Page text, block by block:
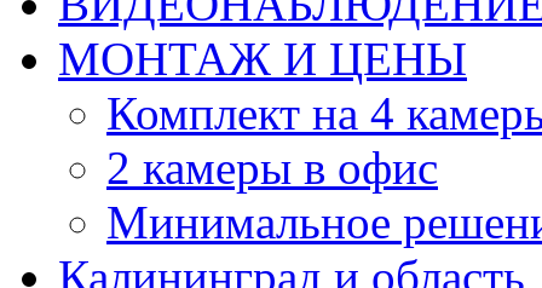
МОНТАЖ И ЦЕНЫ
Комплект на 4
2 камеры в офис
Минимальное
Калининград и область